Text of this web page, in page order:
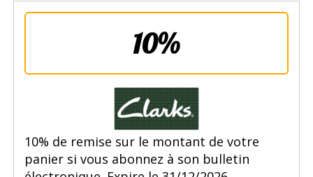
10%
10% de remise sur le montant de votre
panier si vous abonnez à son bulletin